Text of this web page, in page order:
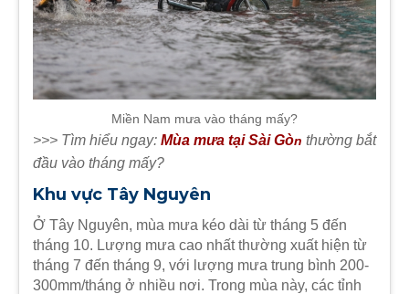
Miền Nam mưa vào tháng mấy?
>>> Tìm hiểu ngay: Mùa mưa tại Sài Gòn thường bắt
đầu vào tháng mấy?
Khu vực Tây Nguyên
Ở Tây Nguyên, mùa mưa kéo dài từ tháng 5 đến
tháng 10. Lượng mưa cao nhất thường xuất hiện từ
tháng 7 đến tháng 9, với lượng mưa trung bình 200-
300mm/tháng ở nhiều nơi. Trong mùa này, các tỉnh